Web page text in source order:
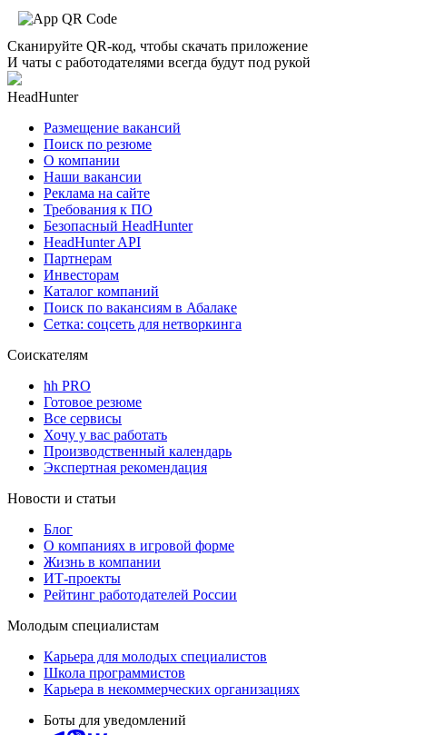
Сканируйте QR-код, чтобы скачать приложение
И чаты с работодателями всегда будут под рукой
HeadHunter
Размещение вакансий
Поиск по резюме
О компании
Наши вакансии
Реклама на сайте
Требования к ПО
Безопасный HeadHunter
HeadHunter API
Партнерам
Инвесторам
Каталог компаний
Поиск по вакансиям в Абалаке
Сетка: соцсеть для нетворкинга
Соискателям
hh PRO
Готовое резюме
Все сервисы
Хочу у вас работать
Производственный календарь
Экспертная рекомендация
Новости и статьи
Блог
О компаниях в игровой форме
Жизнь в компании
ИТ-проекты
Рейтинг работодателей России
Молодым специалистам
Карьера для молодых специалистов
Школа программистов
Карьера в некоммерческих организациях
Боты для уведомлений